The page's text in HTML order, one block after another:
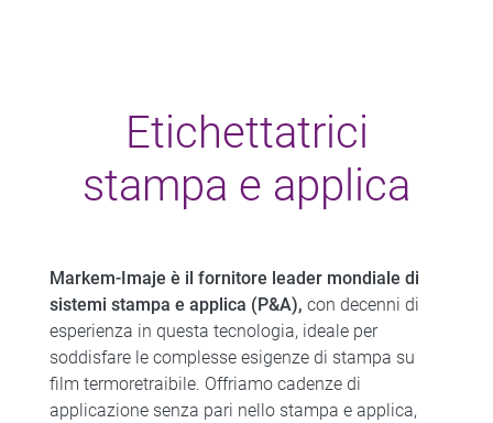
Etichettatrici
stampa e applica
Markem-Imaje è il fornitore leader mondiale di
sistemi stampa e applica (P&A), con decenni di
esperienza in questa tecnologia, ideale per
soddisfare le complesse esigenze di stampa su
film termoretraibile. Offriamo cadenze di
applicazione senza pari nello stampa e applica,